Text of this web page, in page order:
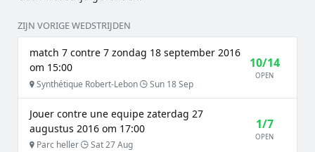
ZIJN VORIGE WEDSTRIJDEN
match 7 contre 7 zondag 18 september 2016
om 15:00
Synthétique Robert-Lebon Sun 18 Sep
10/14
OPEN
Jouer contre une equipe zaterdag 27
augustus 2016 om 17:00
Parc heller Sat 27 Aug
1/7
OPEN